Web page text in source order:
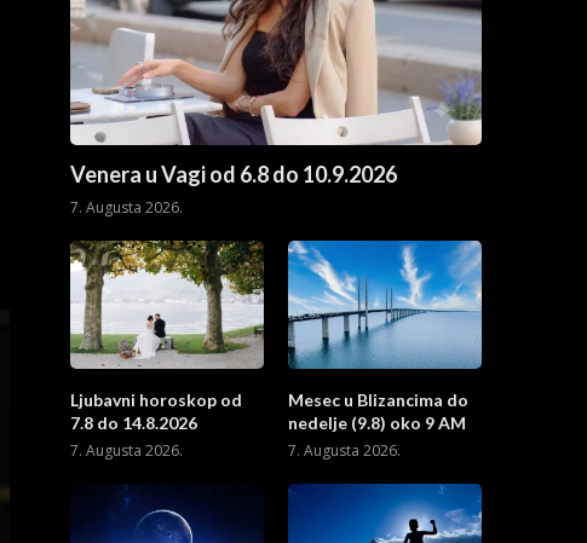
Venera u Vagi od 6.8 do 10.9.2026
7. Augusta 2026.
Ljubavni horoskop od
7.8 do 14.8.2026
7. Augusta 2026.
Mesec u Blizancima do
nedelje (9.8) oko 9 AM
7. Augusta 2026.